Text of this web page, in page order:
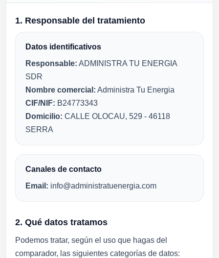
1. Responsable del tratamiento
Datos identificativos
Responsable: ADMINISTRA TU ENERGIA
SDR
Nombre comercial: Administra Tu Energia
CIF/NIF: B24773343
Domicilio: CALLE OLOCAU, 529 - 46118
SERRA
Canales de contacto
Email: info@administratuenergia.com
2. Qué datos tratamos
Podemos tratar, según el uso que hagas del
comparador, las siguientes categorías de datos: